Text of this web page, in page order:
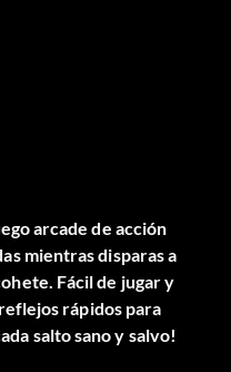
arcade de acción
mientras disparas a
Fácil de jugar y
rápidos para
salto sano y salvo!